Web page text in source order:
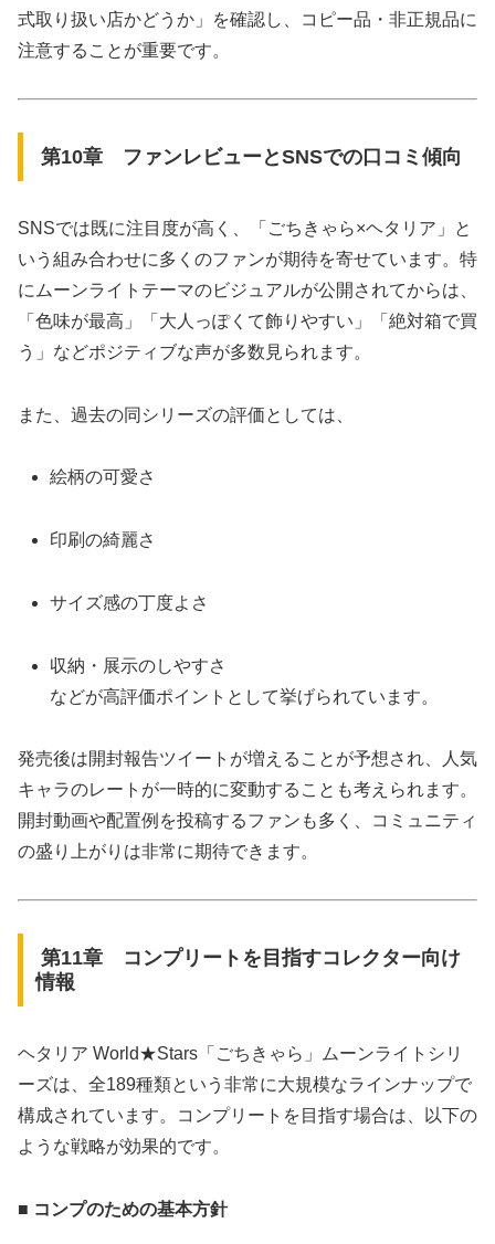
式取り扱い店かどうか」を確認し、コピー品・非正規品に
注意することが重要です。
第10章 ファンレビューとSNSでの口コミ傾向
SNSでは既に注目度が高く、「ごちきゃら×ヘタリア」と
いう組み合わせに多くのファンが期待を寄せています。特
にムーンライトテーマのビジュアルが公開されてからは、
「色味が最高」「大人っぽくて飾りやすい」「絶対箱で買
う」などポジティブな声が多数見られます。
また、過去の同シリーズの評価としては、
絵柄の可愛さ
印刷の綺麗さ
サイズ感の丁度よさ
収納・展示のしやすさ
などが高評価ポイントとして挙げられています。
発売後は開封報告ツイートが増えることが予想され、人気
キャラのレートが一時的に変動することも考えられます。
開封動画や配置例を投稿するファンも多く、コミュニティ
の盛り上がりは非常に期待できます。
第11章 コンプリートを目指すコレクター向け
情報
ヘタリア World★Stars「ごちきゃら」ムーンライトシリ
ーズは、全189種類という非常に大規模なラインナップで
構成されています。コンプリートを目指す場合は、以下の
ような戦略が効果的です。
■ コンプのための基本方針